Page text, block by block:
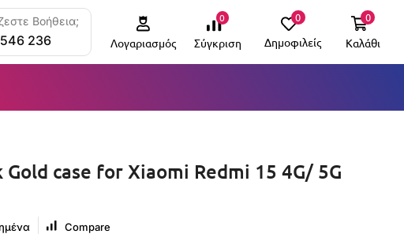
Βοήθεια;
236 Λογαριασμός
0
Σύγκριση
0
Δημοφιλείς
0
Καλάθι
Gold case for Xiaomi Redmi 15 4G/ 5G
Compare